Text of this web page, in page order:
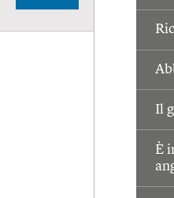
Il
È